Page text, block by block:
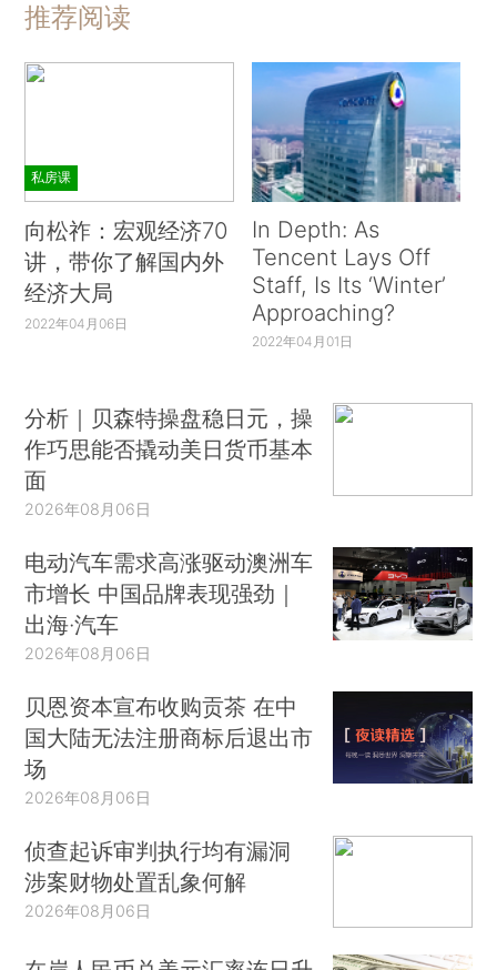
推荐阅读
私房课
向松祚：宏观经济70
讲，带你了解国内外
经济大局
2022年04月06日
In Depth: As
Tencent Lays Off
Staff, Is Its ‘Winter’
Approaching?
2022年04月01日
分析｜贝森特操盘稳日元，操
作巧思能否撬动美日货币基本
面
2026年08月06日
电动汽车需求高涨驱动澳洲车
市增长 中国品牌表现强劲｜
出海·汽车
2026年08月06日
贝恩资本宣布收购贡茶 在中
国大陆无法注册商标后退出市
场
2026年08月06日
侦查起诉审判执行均有漏洞
涉案财物处置乱象何解
2026年08月06日